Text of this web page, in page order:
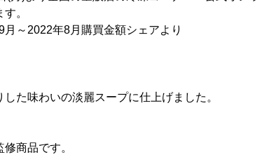
。
～2022年8月購買金額シェアより
た味わいの淡麗スープに仕上げました。
商品です。